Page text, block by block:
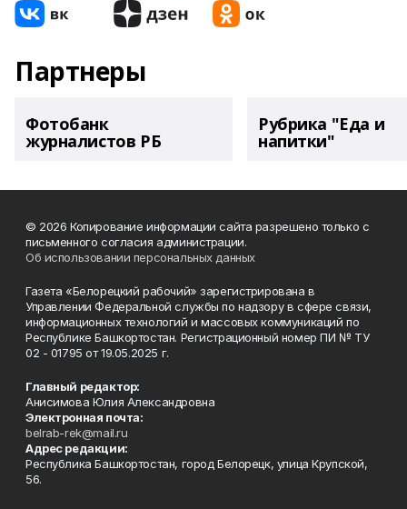
Партнеры
Фотобанк
журналистов РБ
Рубрика "Еда и
напитки"
© 2026 Копирование информации сайта разрешено только с
письменного согласия администрации.
Об использовании персональных данных
Газета «Белорецкий рабочий» зарегистрирована в
Управлении Федеральной службы по надзору в сфере связи,
информационных технологий и массовых коммуникаций по
Республике Башкортостан. Регистрационный номер ПИ № ТУ
02 - 01795 от 19.05.2025 г.
Главный редактор:
Анисимова Юлия Александровна
Электронная почта:
belrab-rek@mail.ru
Адрес редакции:
Республика Башкортостан, город Белорецк, улица Крупской,
56.